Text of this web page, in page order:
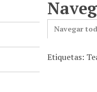
Navegar
Etiquetas: